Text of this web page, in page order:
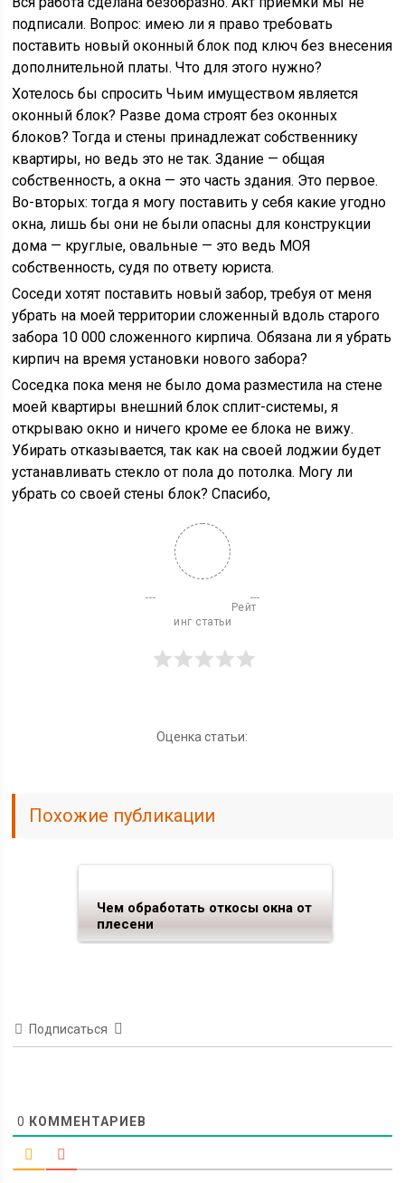
подписали. Вопрос: имею ли я право требовать
поставить новый оконный блок под ключ без внесения
дополнительной платы. Что для этого нужно?
Хотелось бы спросить Чьим имуществом является
оконный блок? Разве дома строят без оконных
блоков? Тогда и стены принадлежат собственнику
квартиры, но ведь это не так. Здание — общая
собственность, а окна — это часть здания. Это первое.
Во-вторых: тогда я могу поставить у себя какие угодно
окна, лишь бы они не были опасны для конструкции
дома — круглые, овальные — это ведь МОЯ
собственность, судя по ответу юриста.
Соседи хотят поставить новый забор, требуя от меня
убрать на моей территории сложенный вдоль старого
забора 10 000 сложенного кирпича. Обязана ли я убрать
кирпич на время установки нового забора?
Соседка пока меня не было дома разместила на стене
моей квартиры внешний блок сплит-системы, я
открываю окно и ничего кроме ее блока не вижу.
Убирать отказывается, так как на своей лоджии будет
устанавливать стекло от пола до потолка. Могу ли
убрать со своей стены блок? Спасибо,
инг статьи
Оценка статьи:
Похожие публикации
Чем обработать откосы окна от
плесени
Подписаться
0 КОММЕНТАРИЕВ